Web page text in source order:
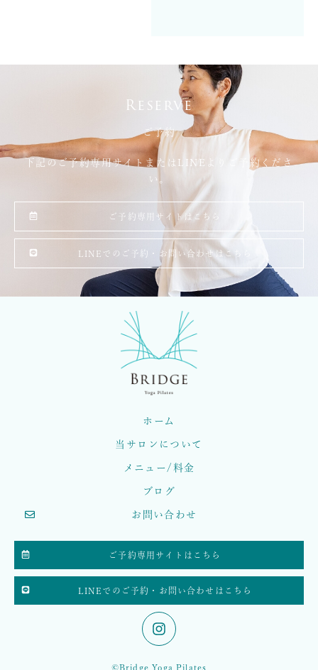
Reserve
ご予約
下記のご予約専用サイトまたはLINEよりご予約くださ
い。
ご予約専用サイトはこちら
LINEでのご予約・お問い合わせはこちら
ホーム
当サロンについて
メニュー/料金
ブログ
お問い合わせ
ご予約専用サイトはこちら
LINEでのご予約・お問い合わせはこちら
©Bridge Yoga Pilates